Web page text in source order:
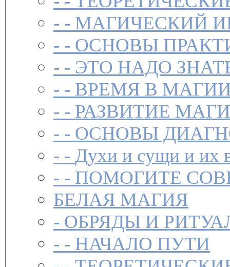
- - МАГИЧЕСКИЙ
- - ОСНОВЫ
- - ЭТО НАДО
- - ВРЕМЯ В
- - РАЗВИТИЕ
- - ОСНОВЫ
- - Духи и сущи и их
- - ПОМОГИТЕ
БЕЛАЯ МАГИЯ
- ОБРЯДЫ И
- - НАЧАЛО ПУТИ